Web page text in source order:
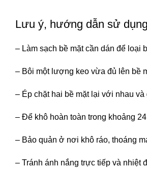
Lưu ý, hướng dẫn sử
– Làm sạch bề mặt cần dán để loại
– Bôi một lượng keo vừa đủ lên bề
– Ép chặt hai bề mặt lại với nhau
– Để khô hoàn toàn trong khoảng
– Bảo quản ở nơi khô ráo, thoáng
– Tránh ánh nắng trực tiếp và nhiệt